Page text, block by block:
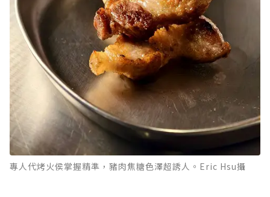
專人代烤火侯掌握精準，豬肉焦糖色澤超誘人。Eric Hsu攝